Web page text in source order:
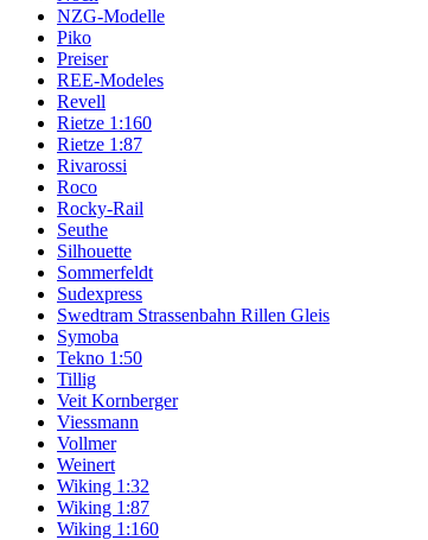
NZG-Modelle
Piko
Preiser
REE-Modeles
Revell
Rietze 1:160
Rietze 1:87
Rivarossi
Roco
Rocky-Rail
Seuthe
Silhouette
Sommerfeldt
Sudexpress
Swedtram Strassenbahn Rillen Gleis
Symoba
Tekno 1:50
Tillig
Veit Kornberger
Viessmann
Vollmer
Weinert
Wiking 1:32
Wiking 1:87
Wiking 1:160